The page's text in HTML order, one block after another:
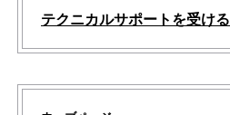
テクニカルサポートを受ける
新
し